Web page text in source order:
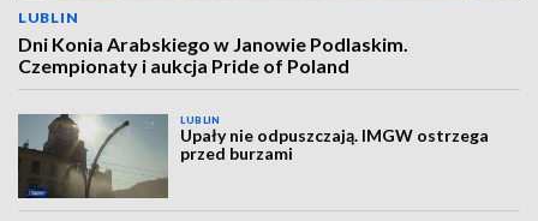
LUBLIN
Dni Konia Arabskiego w Janowie Podlaskim.
Czempionaty i aukcja Pride of Poland
LUBLIN
Upały nie odpuszczają. IMGW ostrzega
przed burzami